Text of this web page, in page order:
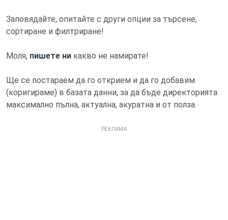
Заповядайте, опитайте с други опции за търсене,
сортиране и филтриране!
Моля, пишете ни какво не намирате!
Ще се постараем да го открием и да го добавим
(коригираме) в базата данни, за да бъде директорията
максимално пълна, актуална, акуратна и от полза.
РЕКЛАМА